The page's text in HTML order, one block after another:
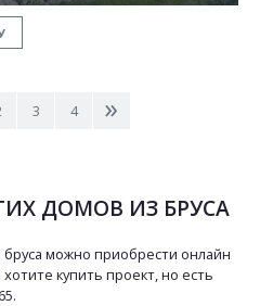
3 4 >
ДОМОВ ИЗ БРУСА
можно приобрести онлайн
купить проект, но есть